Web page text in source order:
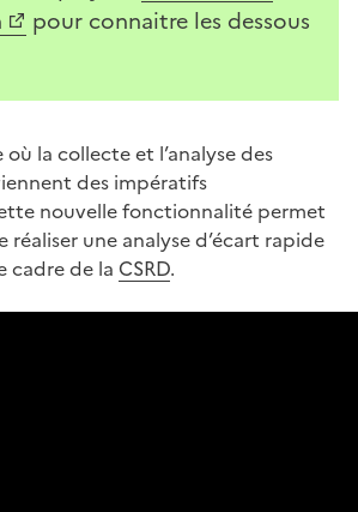
fenêtre)
pour connaitre les dessous
la collecte et l’analyse des
des impératifs
nouvelle fonctionnalité permet
réaliser une analyse d’écart rapide
cadre de la CSRD.